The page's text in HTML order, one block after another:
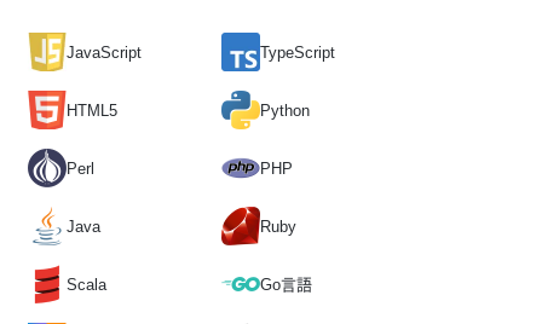
JavaScript TypeScript
HTML5 Python
Perl PHP
Java Ruby
Scala Go言語